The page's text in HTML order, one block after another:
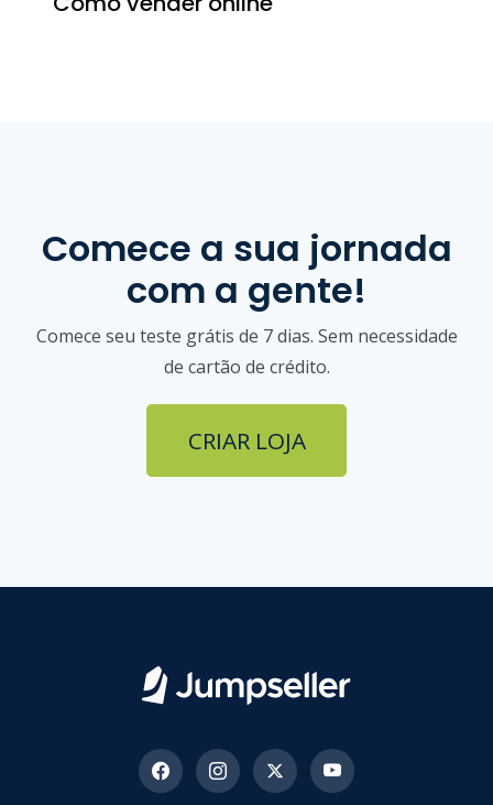
Comece a sua jornada
com a gente!
Comece seu teste grátis de 7 dias. Sem necessidade
de cartão de crédito.
CRIAR LOJA